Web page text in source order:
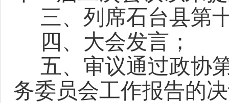
三、列席石台县第
四、大会发言；
五、审议通过政协
务委员会工作报告的